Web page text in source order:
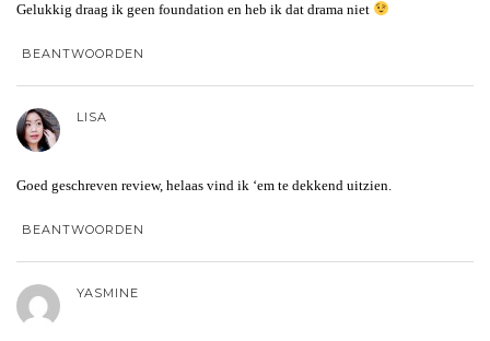
Gelukkig draag ik geen foundation en heb ik dat drama niet
BEANTWOORDEN
LISA
Goed geschreven review, helaas vind ik ‘em te dekkend uitzien.
BEANTWOORDEN
YASMINE